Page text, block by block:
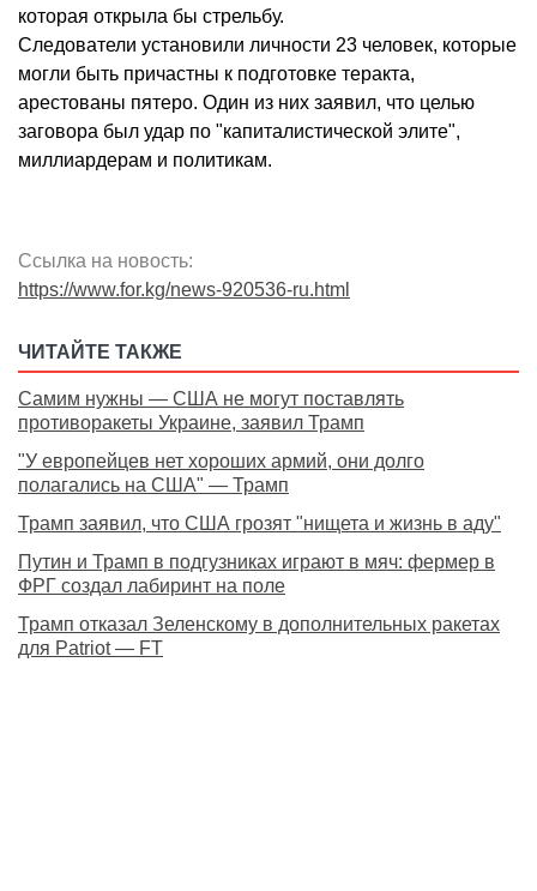
которая открыла бы стрельбу.
Следователи установили личности 23 человек, которые
могли быть причастны к подготовке теракта,
арестованы пятеро. Один из них заявил, что целью
заговора был удар по "капиталистической элите",
миллиардерам и политикам.
Ссылка на новость:
https://www.for.kg/news-920536-ru.html
ЧИТАЙТЕ ТАКЖЕ
Самим нужны — США не могут поставлять
противоракеты Украине, заявил Трамп
"У европейцев нет хороших армий, они долго
полагались на США" — Трамп
Трамп заявил, что США грозят "нищета и жизнь в аду"
Путин и Трамп в подгузниках играют в мяч: фермер в
ФРГ создал лабиринт на поле
Трамп отказал Зеленскому в дополнительных ракетах
для Patriot — FT